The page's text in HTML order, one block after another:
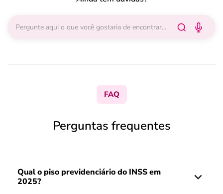
FAQ
Perguntas frequentes
Qual o piso previdenciário do INSS em
2025?